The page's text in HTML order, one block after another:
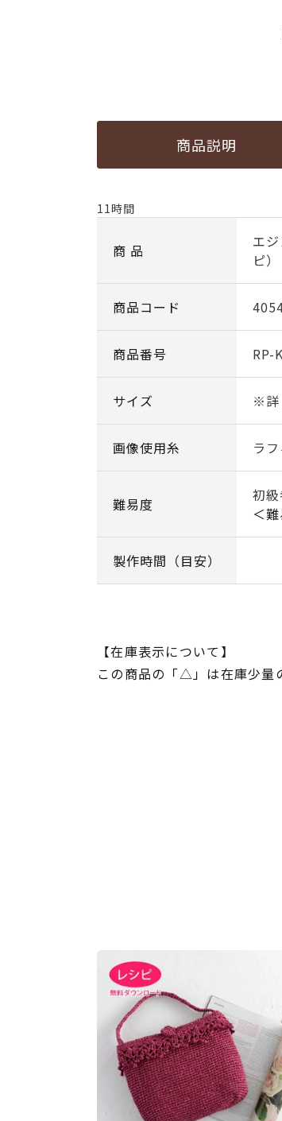
商品説明
11時間
商 品
エ
ピ）
商品コード
商品番号 RP-
サイズ ※詳
画像使用糸 ラ
難易度
初
＜
製作時間（目安）
【在庫表示について】
この商品の「△」は在庫少量